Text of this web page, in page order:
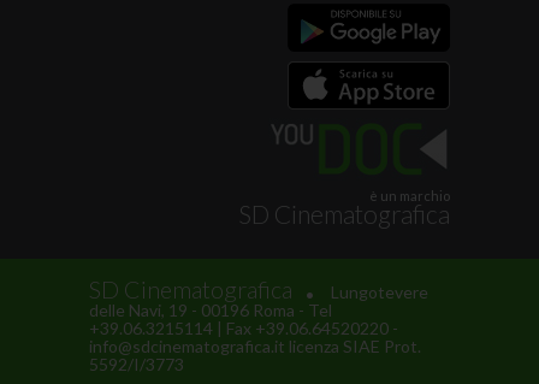
è un marchio
SD Cinematografica
SD Cinematografica .
Lungotevere
delle Navi, 19 - 00196 Roma - Tel
+39.06.3215114 | Fax +39.06.64520220 -
info@sdcinematografica.it licenza SIAE Prot.
5592/I/3773